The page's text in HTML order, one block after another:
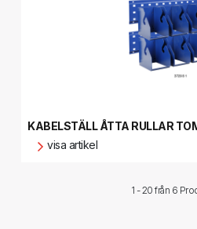
KABELSTÄLL ÅTTA RULLAR
visa artikel
1 - 20 från 6